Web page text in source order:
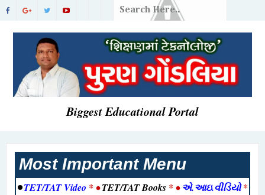
Biggest Educational Portal
Most Important Menu
•TET/TAT Video * •TET/TAT Books * •એ.આઇ.વીડિયો*